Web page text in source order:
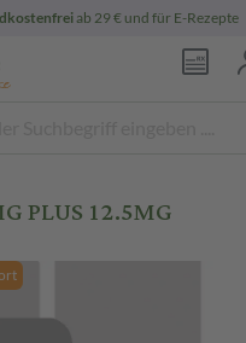
ab 29 € und für E-Rezepte
PLUS 12.5MG